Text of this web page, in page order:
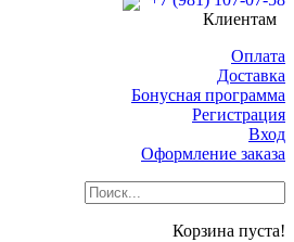
Клиентам
Оплата
Доставка
Бонусная программа
Регистрация
Вход
Оформление заказа
Корзина пуста!